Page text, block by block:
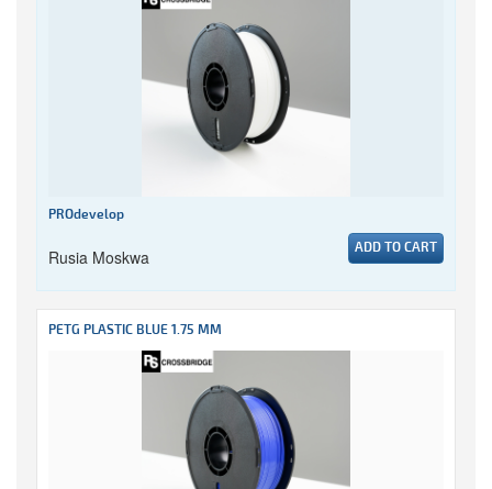
PROdevelop
Rusia Moskwa ADD TO CART
PETG PLASTIC BLUE 1.75 MM